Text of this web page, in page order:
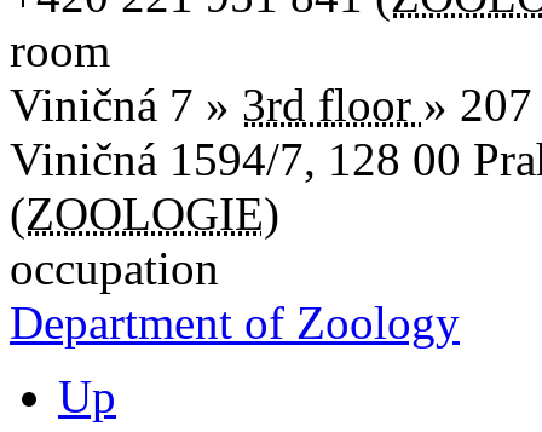
room
Viničná 7 » 3rd floor » 207
Viničná 1594/7, 128 00
(ZOOLOGIE)
occupation
Department of Zoology
Up